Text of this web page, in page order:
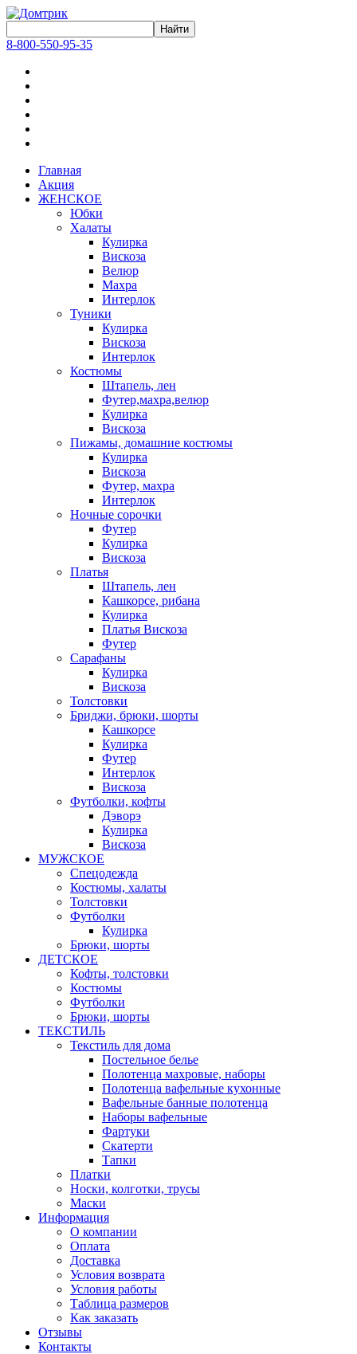
8-800-550-95-35
Главная
Акция
ЖЕНСКОЕ
Юбки
Халаты
Кулирка
Вискоза
Велюр
Махра
Интерлок
Туники
Кулирка
Вискоза
Интерлок
Костюмы
Штапель, лен
Футер,махра,велюр
Кулирка
Вискоза
Пижамы, домашние костюмы
Кулирка
Вискоза
Футер, махра
Интерлок
Ночные сорочки
Футер
Кулирка
Вискоза
Платья
Штапель, лен
Кашкорсе, рибана
Кулирка
Платья Вискоза
Футер
Сарафаны
Кулирка
Вискоза
Толстовки
Бриджи, брюки, шорты
Кашкорсе
Кулирка
Футер
Интерлок
Вискоза
Футболки, кофты
Дэворэ
Кулирка
Вискоза
МУЖСКОЕ
Спецодежда
Костюмы, халаты
Толстовки
Футболки
Кулирка
Брюки, шорты
ДЕТСКОЕ
Кофты, толстовки
Костюмы
Футболки
Брюки, шорты
ТЕКСТИЛЬ
Текстиль для дома
Постельное белье
Полотенца махровые, наборы
Полотенца вафельные кухонные
Вафельные банные полотенца
Наборы вафельные
Фартуки
Скатерти
Тапки
Платки
Носки, колготки, трусы
Маски
Информация
О компании
Оплата
Доставка
Условия возврата
Условия работы
Таблица размеров
Как заказать
Отзывы
Контакты